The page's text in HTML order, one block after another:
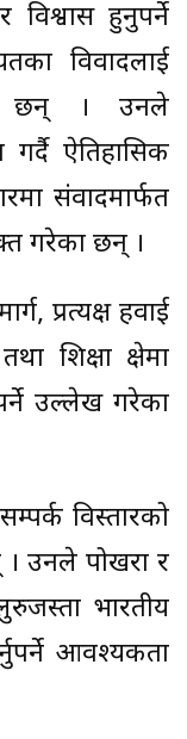
हुनुपर्ने
विवादलाई
छन् । उनले
गर्दै ऐतिहासिक
संवादमार्फत
गरेका छन् ।
प्रत्यक्ष हवाई
शिक्षा क्षेत्रमा
उल्लेख गरेका
विस्तारको
उनले पोखरा र
भारतीय
आवश्यकता